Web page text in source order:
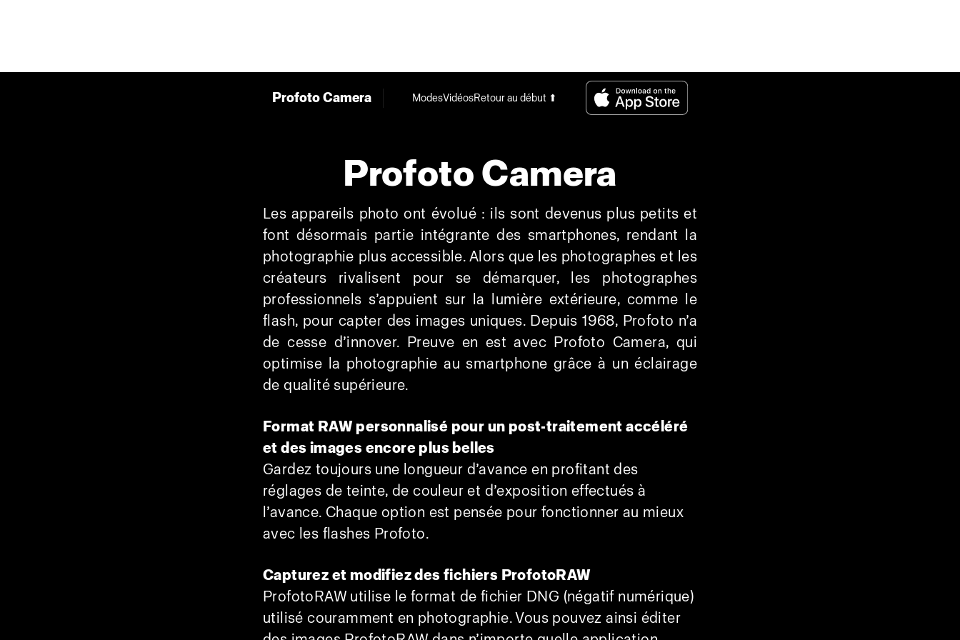
Profoto Camera ModesVidéosRetour au début ⬆
Profoto Camera
Les appareils photo ont évolué : ils sont devenus plus petits et
font désormais partie intégrante des smartphones, rendant la
photographie plus accessible. Alors que les photographes et les
créateurs rivalisent pour se démarquer, les photographes
professionnels s’appuient sur la lumière extérieure, comme le
flash, pour capter des images uniques. Depuis 1968, Profoto n’a
de cesse d’innover. Preuve en est avec Profoto Camera, qui
optimise la photographie au smartphone grâce à un éclairage
de qualité supérieure.
Format RAW personnalisé pour un post-traitement accéléré
et des images encore plus belles
Gardez toujours une longueur d’avance en profitant des
réglages de teinte, de couleur et d’exposition effectués à
l’avance. Chaque option est pensée pour fonctionner au mieux
avec les flashes Profoto.
Capturez et modifiez des fichiers ProfotoRAW
ProfotoRAW utilise le format de fichier DNG (négatif numérique)
utilisé couramment en photographie. Vous pouvez ainsi éditer